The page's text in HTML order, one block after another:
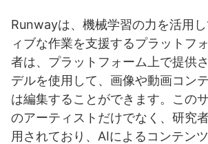
Runwayは、機械学習の力を活用
ィブな作業を支援するプラットフ
者は、プラットフォーム上で提供
デルを使用して、画像や動画コン
は編集することができます。この
のアーティストだけでなく、研究
用されており、AIによるコンテン